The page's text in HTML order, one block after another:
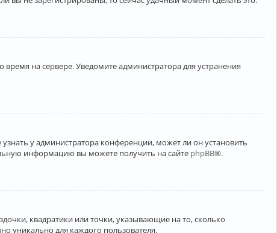
на сервере. Уведомите администратора для устранения
у администратора конференции, может ли он установить
информацию вы можете получить на сайте phpBB®.
квадратики или точки, указывающие на то, сколько
уникально для каждого пользователя.